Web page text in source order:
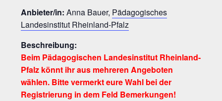
Anbieter/in: Anna Bauer, Pädagogisches
Landesinstitut Rheinland-Pfalz
Beschreibung:
Beim Pädagogischen Landesinstitut Rheinland-
Pfalz könnt ihr aus mehreren Angeboten
wählen. Bitte vermerkt eure Wahl bei der
Registrierung in dem Feld Bemerkungen!